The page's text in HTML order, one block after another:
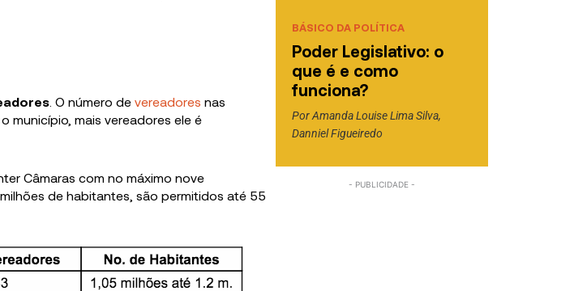
. O número de vereadores nas
município, mais vereadores ele é
Câmaras com no máximo nove
de habitantes, são permitidos até 55
BÁSICO DA POLÍTICA
Poder Legislativo: o
que é e como
funciona?
PorAmanda Louise Lima Silva,
Danniel Figueiredo